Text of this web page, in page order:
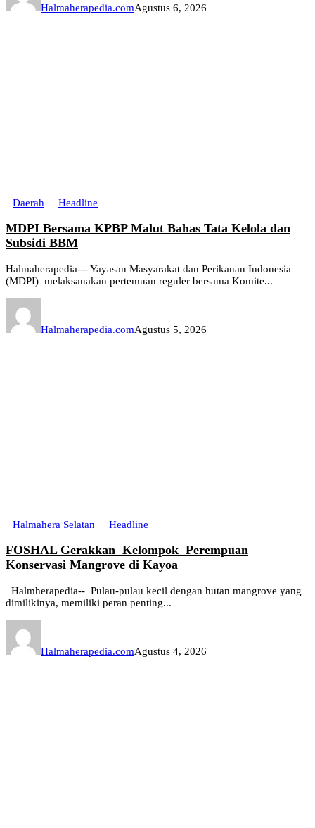
Halmaherapedia.comAgustus 6, 2026
Daerah Headline
MDPI Bersama KPBP Malut Bahas Tata Kelola dan
Subsidi BBM
Halmaherapedia--- Yayasan Masyarakat dan Perikanan Indonesia
(MDPI) melaksanakan pertemuan reguler bersama Komite...
Halmaherapedia.comAgustus 5, 2026
Halmahera Selatan Headline
FOSHAL Gerakkan Kelompok Perempuan
Konservasi Mangrove di Kayoa
Halmherapedia-- Pulau-pulau kecil dengan hutan mangrove yang
dimilikinya, memiliki peran penting...
Halmaherapedia.comAgustus 4, 2026